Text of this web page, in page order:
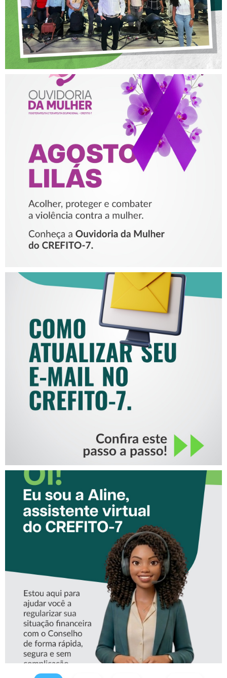
AGOSTO LILÁS – ACOLHER,
PROTEGER E COMBATER A
VIOLÊNCIA CONTRA A
MULHER
COMO ATUALIZAR SEU E-
MAIL NO CREFITO-7
CONHEÇA A ‘ALINE’,
ASSISTENTE VIRTUAL DO
CREFITO-7